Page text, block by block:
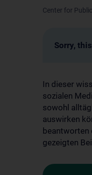
Center for
Sorry,
In dieser
sozialen
sowohl
auswirken
beantworten
gezeigten